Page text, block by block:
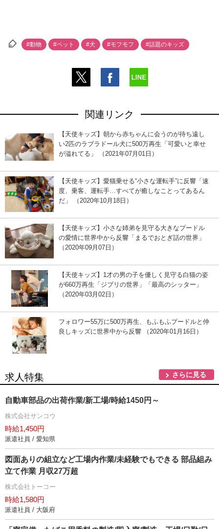
#動物 #ペット #犬 #モフモフ #話題のキッズ
関連リンク
【天使キッズ】朝から赤ちゃんに会うのが待ち遠し
い2匹のラブラドール犬に500万再生「可愛いと幸せ
が溢れてる」 （2021年07月01日）
【天使キッズ】愛猫乗せる“小さな運転手”に反響「速
度、乗客、運転手…すべてが癒しなことってあるん
だ」 （2020年10月18日）
【天使キッズ】小さな姉弟を見守る大きなプードル
の愛情に世界中から反響「まるでおとぎ話の世界」
（2020年09月07日）
【天使キッズ】1才の男の子を優しく見守る白猫の姿
が660万再生「ジブリの世界」「最高のシッター」
（2020年03月02日）
フォロワー55万に500万再生、もふもふプードルと仲
良しキッズに世界中から反響 （2020年01月16日）
求人特集 さらに見る
自動車部品の出荷作業/新工場/時給1450円～
株式会社サンコウ
時給1,450円
派遣社員 / 愛知県
図面ありの組立など工場内作業/未経験でもできる 部品組み
立て作業 月収27万超
株式会社トーコー
時給1,580円
派遣社員 / 大阪府